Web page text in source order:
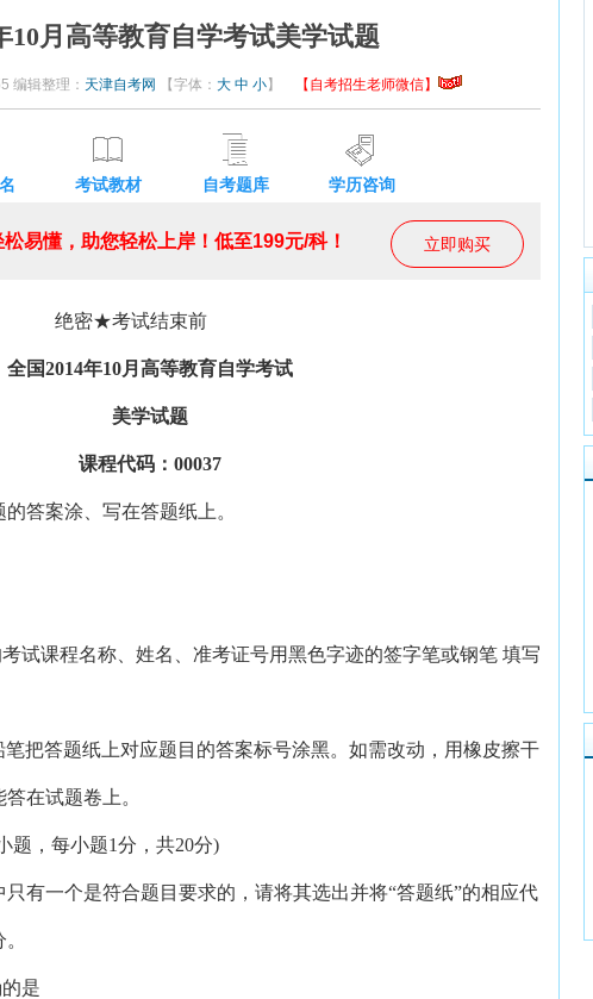
10月高等教育自学考试美学试题
编辑整理： 天津自考网 【字体： 大 中 小】 【自考招生老师微信】
考试教材 自考题库 学历咨询
立即购买
易懂，助您轻松上岸！低至199元/科！
绝密★考试结束前
2014年10月高等教育自学考试
美学试题
课程代码：00037
案涂、写在答题纸上。
课程名称、姓名、准考证号用黑色字迹的签字笔或钢笔 填写
答题纸上对应题目的答案标号涂黑。如需改动，用橡皮擦干
在试题卷上。
题，每小题1分，共20分)
一个是符合题目要求的，请将其选出并将“答题纸”的相应代
是